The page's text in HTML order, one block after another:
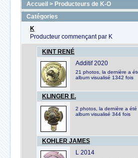
Accueil > Producteurs de K-O
Catégories
K
Producteur commençant par K
KINT RENÉ
Additif 2020
21 photos, la dernière a
album visualisé 1342 fois
KLINGER E.
2 photos, la dernière a
album visualisé 344 fois
KOHLER JAMES
L 2014